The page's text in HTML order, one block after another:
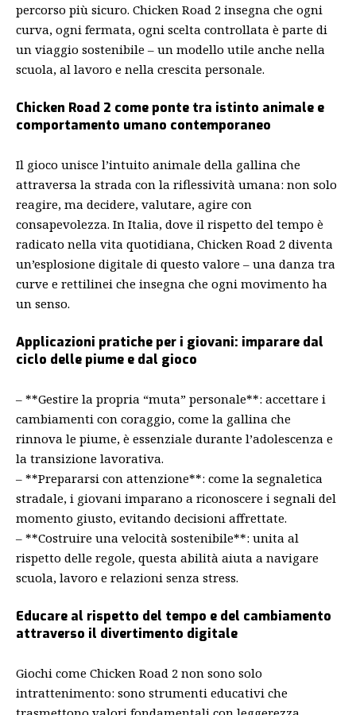
percorso più sicuro. Chicken Road 2 insegna che ogni
curva, ogni fermata, ogni scelta controllata è parte di
un viaggio sostenibile – un modello utile anche nella
scuola, al lavoro e nella crescita personale.
Chicken Road 2 come ponte tra istinto animale e
comportamento umano contemporaneo
Il gioco unisce l’intuito animale della gallina che
attraversa la strada con la riflessività umana: non solo
reagire, ma decidere, valutare, agire con
consapevolezza. In Italia, dove il rispetto del tempo è
radicato nella vita quotidiana, Chicken Road 2 diventa
un’esplosione digitale di questo valore – una danza tra
curve e rettilinei che insegna che ogni movimento ha
un senso.
Applicazioni pratiche per i giovani: imparare dal
ciclo delle piume e dal gioco
– **Gestire la propria “muta” personale**: accettare i
cambiamenti con coraggio, come la gallina che
rinnova le piume, è essenziale durante l’adolescenza e
la transizione lavorativa.
– **Prepararsi con attenzione**: come la segnaletica
stradale, i giovani imparano a riconoscere i segnali del
momento giusto, evitando decisioni affrettate.
– **Costruire una velocità sostenibile**: unita al
rispetto delle regole, questa abilità aiuta a navigare
scuola, lavoro e relazioni senza stress.
Educare al rispetto del tempo e del cambiamento
attraverso il divertimento digitale
Giochi come Chicken Road 2 non sono solo
intrattenimento: sono strumenti educativi che